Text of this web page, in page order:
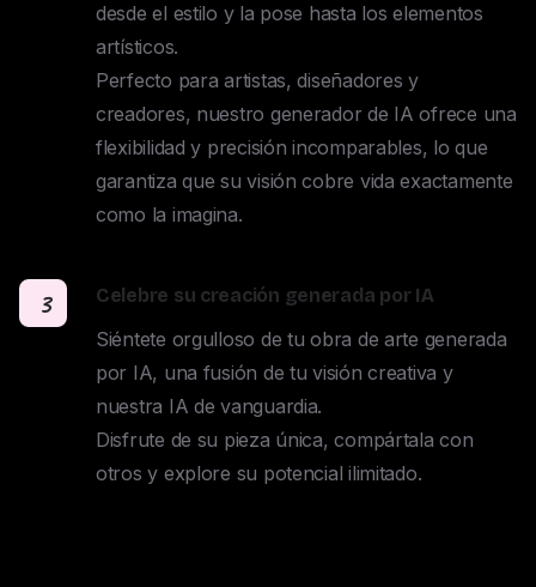
desde el estilo y la pose hasta los elementos
artísticos.
Perfecto para artistas, diseñadores y
creadores, nuestro generador de IA ofrece una
flexibilidad y precisión incomparables, lo que
garantiza que su visión cobre vida exactamente
como la imagina.
3 Celebre su creación generada por IA
Siéntete orgulloso de tu obra de arte generada
por IA, una fusión de tu visión creativa y
nuestra IA de vanguardia.
Disfrute de su pieza única, compártala con
otros y explore su potencial ilimitado.